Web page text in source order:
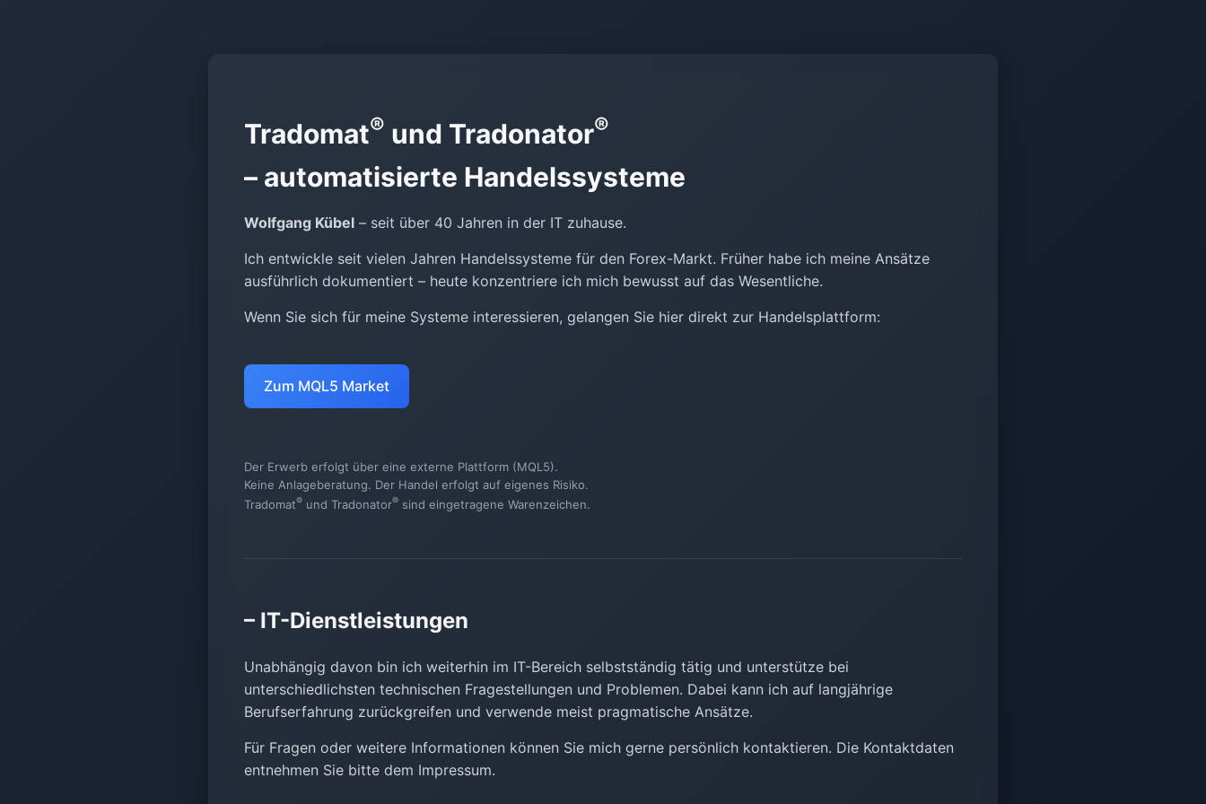
Tradomat® und Tradonator®
– automatisierte Handelssysteme
Wolfgang Kübel – seit über 40 Jahren in der IT zuhause.
Ich entwickle seit vielen Jahren Handelssysteme für den Forex-Markt. Früher habe ich meine Ansätze
ausführlich dokumentiert – heute konzentriere ich mich bewusst auf das Wesentliche.
Wenn Sie sich für meine Systeme interessieren, gelangen Sie hier direkt zur Handelsplattform:
Zum MQL5 Market
Der Erwerb erfolgt über eine externe Plattform (MQL5).
Keine Anlageberatung. Der Handel erfolgt auf eigenes Risiko.
Tradomat® und Tradonator® sind eingetragene Warenzeichen.
– IT-Dienstleistungen
Unabhängig davon bin ich weiterhin im IT-Bereich selbstständig tätig und unterstütze bei
unterschiedlichsten technischen Fragestellungen und Problemen. Dabei kann ich auf langjährige
Berufserfahrung zurückgreifen und verwende meist pragmatische Ansätze.
Für Fragen oder weitere Informationen können Sie mich gerne persönlich kontaktieren. Die Kontaktdaten
entnehmen Sie bitte dem Impressum.